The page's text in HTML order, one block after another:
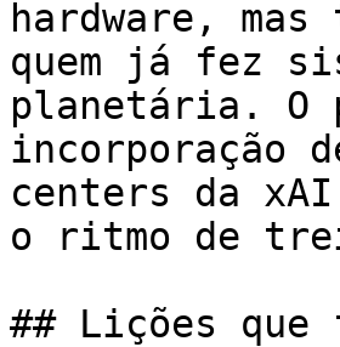
hardware, mas
quem já fez
planetária. O
incorporação
centers da
o ritmo de
## Lições que